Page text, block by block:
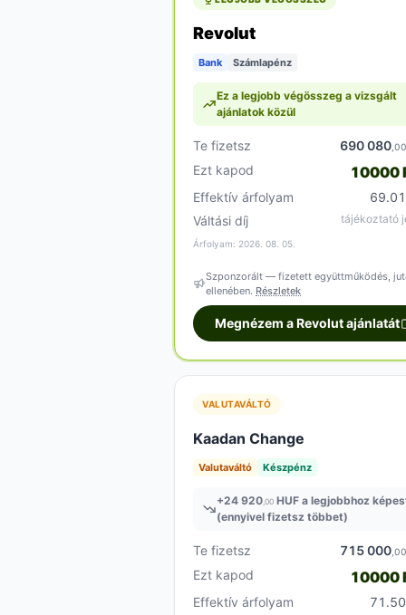
Revolut
Bank Számlapénz
Ez a legjobb végösszeg a vizsgált
ajánlatok közül
Te fizetsz 690 080 ,00
Ezt kapod
10000
Effektív árfolyam
Váltási díj
tájékoztató
Árfolyam: 2026. 08. 05.
Szponzorált — fizetett együttműködés,
ellenében. Részletek
Megnézem a Revolut ajánlatát
VALUTAVÁLTÓ
Kaadan Change
Valutaváltó Készpénz
+24 920 ,00 HUF a legjobbhoz
(ennyivel fizetsz többet)
Te fizetsz 715 000 ,00
Ezt kapod
10000
Effektív árfolyam